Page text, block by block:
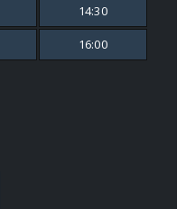
14:30
16:00